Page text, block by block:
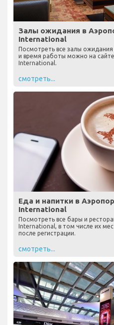
Залы ожидания в
International
Посмотреть все залы
и время работы можно на
International.
смотреть...
Еда и напитки в
International
Посмотреть все бары и
International, в том числе их
после регистрации.
смотреть...